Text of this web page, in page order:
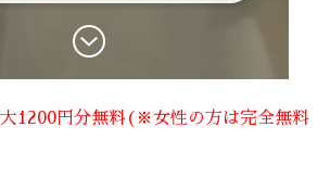
1200円分無料(※女性の方は完全無料